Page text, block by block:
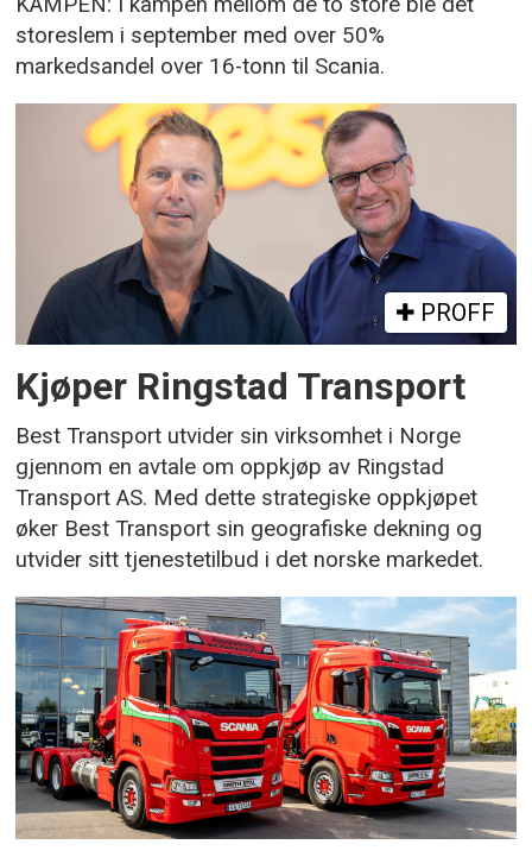
storeslem i september med over 50%
markedsandel over 16-tonn til Scania.
PROFF
Kjøper Ringstad Transport
Best Transport utvider sin virksomhet i Norge
gjennom en avtale om oppkjøp av Ringstad
Transport AS. Med dette strategiske oppkjøpet
øker Best Transport sin geografiske dekning og
utvider sitt tjenestetilbud i det norske markedet.